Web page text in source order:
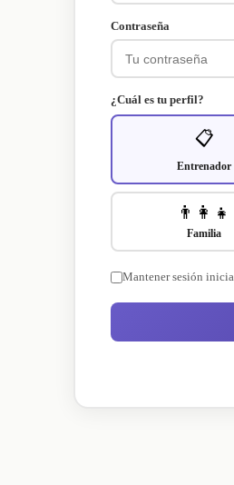
Contraseña
¿Cuál es tu perfil?
📋
Entrenador
👨‍👩‍👧
Familia
Mantener sesión